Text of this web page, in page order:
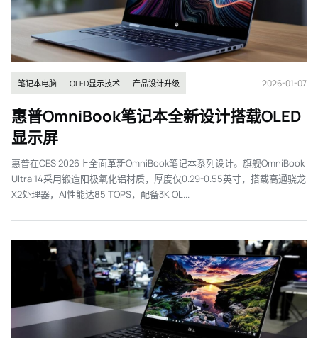
笔记本电脑 OLED显示技术 产品设计升级 2026-01-07
惠普OmniBook笔记本全新设计搭载OLED
显示屏
惠普在CES 2026上全面革新OmniBook笔记本系列设计。旗舰OmniBook
Ultra 14采用锻造阳极氧化铝材质，厚度仅0.29-0.55英寸，搭载高通骁龙
X2处理器，AI性能达85 TOPS，配备3K OL...